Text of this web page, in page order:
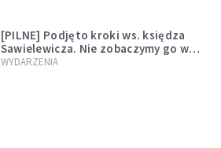
[PILNE] Podjęto kroki ws. księdza
Sawielewicza. Nie zobaczymy go w
mediach
WYDARZENIA